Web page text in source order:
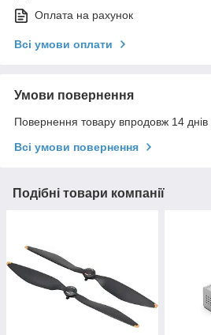
Оплата на рахунок
Всі умови оплати
Умови повернення
Повернення товару впродовж 14 днів
Всі умови повернення
Подібні товари компанії